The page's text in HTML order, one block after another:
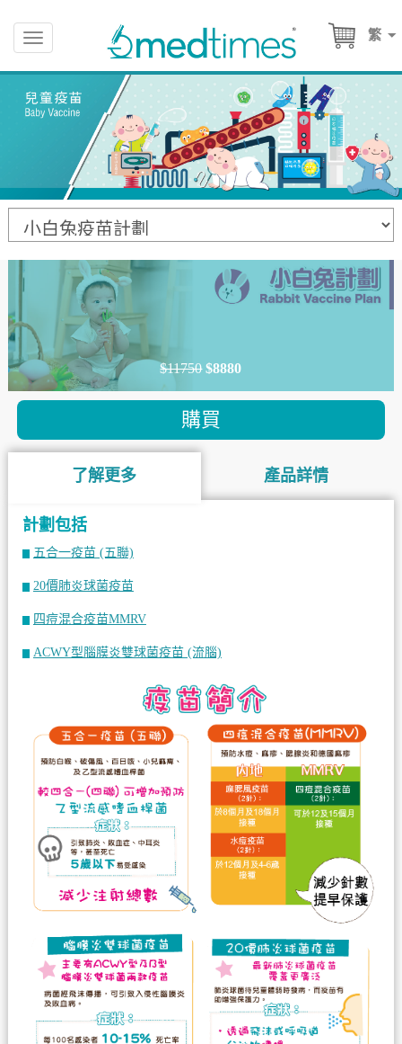
繁
Toggle
navigation
$11750 $8880
購買
了解更多 產品詳情
計劃包括
五合一疫苗 (五聯)
20價肺炎球菌疫苗
四痘混合疫苗MMRV
ACWY型腦膜炎雙球菌疫苗 (流腦)